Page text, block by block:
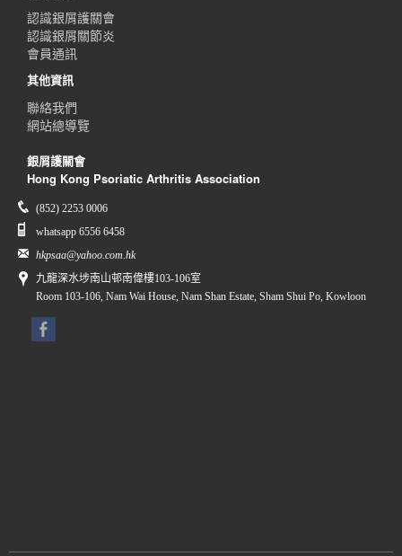
認識銀屑護關會
認識銀屑關節炎
會員通訊
其他資訊
聯絡我們
網站總導覽
銀屑護關會
Hong Kong Psoriatic Arthritis Association
(852) 2253 0006
whatsapp 6556 6458
hkpsaa@yahoo.com.hk
九龍深水埗南山邨南偉樓103-106室
Room 103-106, Nam Wai House, Nam Shan Estate, Sham Shui Po, Kowloon